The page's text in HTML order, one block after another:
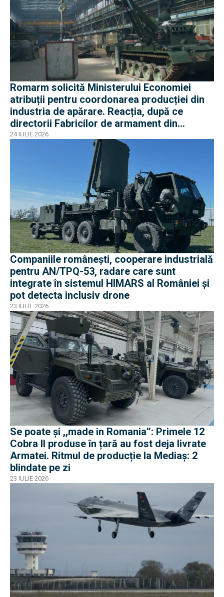
Romarm solicită Ministerului Economiei
atribuții pentru coordonarea producției din
industria de apărare. Reacția, după ce
directorii Fabricilor de armament din
București și Plopeni au fost reținuți de DNA
24 IULIE 2026
Companiile românești, cooperare industrială
pentru AN/TPQ-53, radare care sunt
integrate în sistemul HIMARS al României și
pot detecta inclusiv drone
23 IULIE 2026
Se poate și ,,made in Romania’’: Primele 12
Cobra II produse în țară au fost deja livrate
Armatei. Ritmul de producție la Mediaș: 2
blindate pe zi
23 IULIE 2026